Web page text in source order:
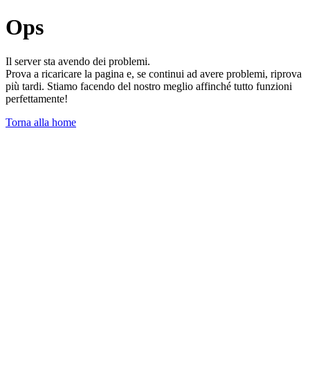
Ops
Il server sta avendo dei problemi.
Prova a ricaricare la pagina e, se continui ad avere problemi, riprova
più tardi. Stiamo facendo del nostro meglio affinché tutto funzioni
perfettamente!
Torna alla home